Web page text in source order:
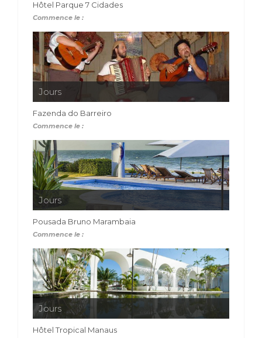
Hôtel Parque 7 Cidades
Commence le :
Jours
Fazenda do Barreiro
Commence le :
Jours
Pousada Bruno Marambaia
Commence le :
Jours
Hôtel Tropical Manaus